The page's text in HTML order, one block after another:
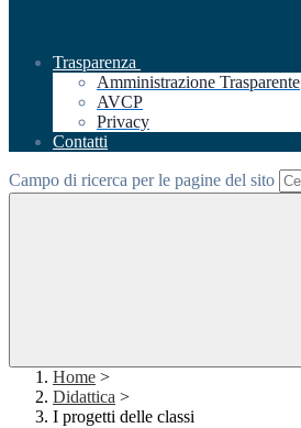
Trasparenza
Amministrazione Trasparente
AVCP
Privacy
Contatti
Campo di ricerca per le pagine del sito
Home >
Didattica >
I progetti delle classi